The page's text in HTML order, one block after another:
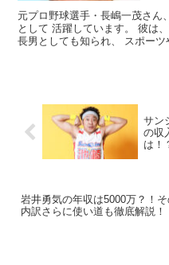
元プロ野球選手・長嶋一茂さん
として 活躍しています。 彼は
長男としても知られ、 スポーツ
サン
の収
は！
岩井勇気の年収は5000万？！
内訳さらに使い道も徹底解説！